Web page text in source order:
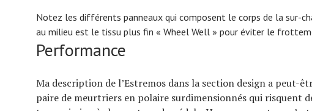
Notez les différents panneaux qui composent le corps de la sur-
au milieu est le tissu plus fin « Wheel Well » pour éviter le
Performance
Ma description de l’Estremos dans la section design a peut-
paire de meurtriers en polaire surdimensionnés qui risquent